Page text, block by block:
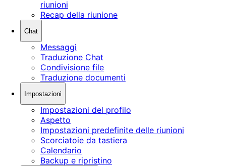
riunioni
Recap della riunione
Chat
Messaggi
Traduzione Chat
Condivisione file
Traduzione documenti
Impostazioni
Impostazioni del profilo
Aspetto
Impostazioni predefinite delle riunioni
Scorciatoie da tastiera
Calendario
Backup e ripristino